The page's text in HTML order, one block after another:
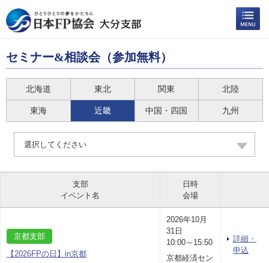
セミナー&相談会（参加無料）
北海道 東北 関東 北陸
東海 近畿 中国・四国 九州
選択してください
支部
イベント名
日時
会場
京都支部
【2026FPの日】in京都
2026年10月
31日
10:00～15:50
京都経済セン
詳細・
申込